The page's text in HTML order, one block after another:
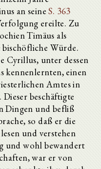
an seineS. 363
ereilte. Zu
Timäus als
Würde.
Cyrillus, unter dessen
kennenlernten, einen
Amtes in
beschäftigte
Dingen und befliß
so daß er die
und verstehen
und wohl bewandert
war er von